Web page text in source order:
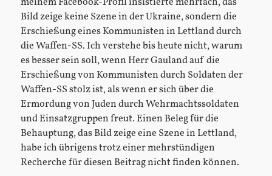
Bild zeige keine Szene in der Ukraine, sondern die
Erschießung eines Kommunisten in Lettland durch
die Waffen-SS. Ich verstehe bis heute nicht, warum
es besser sein soll, wenn Herr Gauland auf die
Erschießung von Kommunisten durch Soldaten der
Waffen-SS stolz ist, als wenn er sich über die
Ermordung von Juden durch Wehrmachtssoldaten
und Einsatzgruppen freut. Einen Beleg für die
Behauptung, das Bild zeige eine Szene in Lettland,
habe ich übrigens trotz einer mehrstündigen
Recherche für diesen Beitrag nicht finden können.